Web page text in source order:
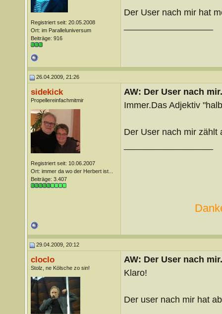
Registriert seit: 20.05.2008
Ort: im Paralleluniversum
Beiträge: 916
Der User nach mir hat
26.04.2009, 21:26
sidekick
Propellereinfachmitmir
Registriert seit: 10.06.2007
Ort: immer da wo der Herbert ist...
Beiträge: 3.407
AW: Der User nach
Immer.Das Adjektiv
Der User nach mir zählt
29.04.2009, 20:12
cloclo
Stolz, ne Kölsche zo sin!
AW: Der User nach
Klaro!
Der user nach mir hat